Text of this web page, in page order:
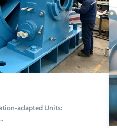
adapted Units: